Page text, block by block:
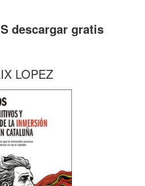
descargar gratis
LOPEZ